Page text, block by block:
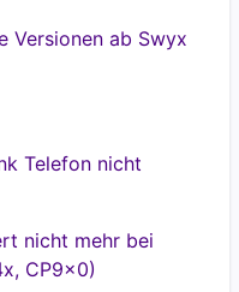
Versionen ab Swyx
Telefon nicht
nicht mehr bei
CP9x0)